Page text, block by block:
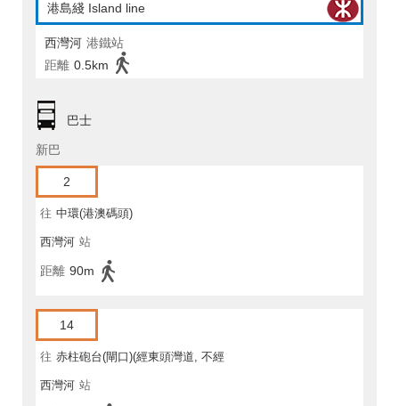
港島綫 Island line
西灣河 港鐵站
距離 0.5km
巴士
新巴
2
往 中環(港澳碼頭)
西灣河 站
距離 90m
14
往 赤柱砲台(閘口)(經東頭灣道, 不經
馬坑)
西灣河 站